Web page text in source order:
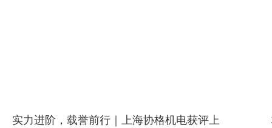
实力进阶，载誉前行｜上海协格机电获评上